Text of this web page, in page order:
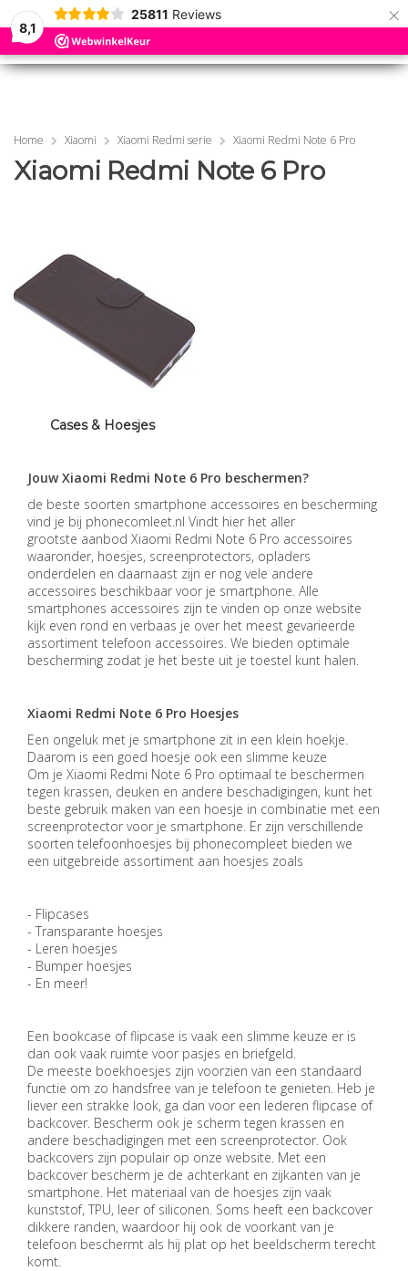
8,1
25811 Reviews ×
MENU
MENU
Home Xiaomi Xiaomi Redmi serie Xiaomi Redmi Note 6 Pro
Xiaomi Redmi Note 6 Pro
Cases & Hoesjes
Jouw Xiaomi Redmi Note 6 Pro beschermen?
de beste soorten smartphone accessoires en bescherming
vind je bij phonecomleet.nl Vindt hier het aller
grootste aanbod Xiaomi Redmi Note 6 Pro accessoires
waaronder, hoesjes, screenprotectors, opladers
onderdelen en daarnaast zijn er nog vele andere
accessoires beschikbaar voor je smartphone. Alle
smartphones accessoires zijn te vinden op onze website
kijk even rond en verbaas je over het meest gevarieerde
assortiment telefoon accessoires. We bieden optimale
bescherming zodat je het beste uit je toestel kunt halen.
Xiaomi Redmi Note 6 Pro Hoesjes
Een ongeluk met je smartphone zit in een klein hoekje.
Daarom is een goed hoesje ook een slimme keuze
Om je Xiaomi Redmi Note 6 Pro optimaal te beschermen
tegen krassen, deuken en andere beschadigingen, kunt het
beste gebruik maken van een hoesje in combinatie met een
screenprotector voor je smartphone. Er zijn verschillende
soorten telefoonhoesjes bij phonecompleet bieden we
een uitgebreide assortiment aan hoesjes zoals
- Flipcases
- Transparante hoesjes
- Leren hoesjes
- Bumper hoesjes
- En meer!
Een bookcase of flipcase is vaak een slimme keuze er is
dan ook vaak ruimte voor pasjes en briefgeld.
De meeste boekhoesjes zijn voorzien van een standaard
functie om zo handsfree van je telefoon te genieten. Heb je
liever een strakke look, ga dan voor een lederen flipcase of
backcover. Bescherm ook je scherm tegen krassen en
andere beschadigingen met een screenprotector. Ook
backcovers zijn populair op onze website. Met een
backcover bescherm je de achterkant en zijkanten van je
smartphone. Het materiaal van de hoesjes zijn vaak
kunststof, TPU, leer of siliconen. Soms heeft een backcover
dikkere randen, waardoor hij ook de voorkant van je
telefoon beschermt als hij plat op het beeldscherm terecht
komt.